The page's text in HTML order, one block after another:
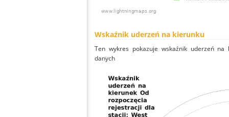
Wskaźnik uderzeń na kierunku
Ten wykres pokazuje wskaźnik uderzeń
danych